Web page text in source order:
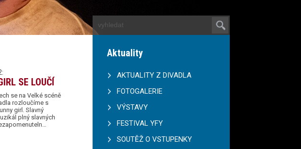
SE LOUČÍ
se na Velké scéně
rozloučíme s
girl. Slavný
plný slavných
Aktuality
AKTUALITY Z DIVADLA
FOTOGALERIE
VÝSTAVY
FESTIVAL YFY
SOUTĚŽ O VSTUPENKY